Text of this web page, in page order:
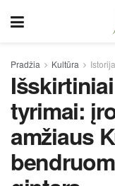
Pradžia Kultūra Istorija
tyrimai:
amžiaus